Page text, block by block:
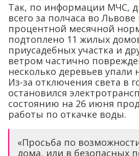
Так, по информации МЧС,
всего за полчаса во
процентной месячной
подтоплено 11 жилых
приусадебных участка и
ветром частично
несколько деревьев упали
Из-за отключения света в
остановился
состоянию на 26 июня
работы по откачке воды.
«Просьба по
дома, или в безопасных